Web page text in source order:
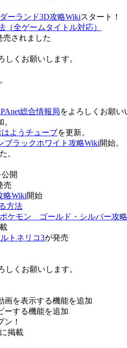
ーランド3D攻略Wikiスタート！
全ゲームタイトル対応）
売されました
くお願いします。
総合情報局をよろしくお願い
はようチューブを更新。
ブラックホワイト攻略Wiki開始。
。
公開
売
略Wiki開始
方法
ポケモン ゴールド・シルバー攻
トネリコ3が発売
くお願いします。
画を表示する機能を追加
ーする機能を追加
ン！
に掲載